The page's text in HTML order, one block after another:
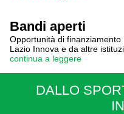
Bandi aperti
Opportunità di
Lazio Innova e da altre
continua a leggere
DALLO